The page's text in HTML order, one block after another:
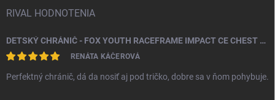
RIVAL HODNOTENIA
DETSKÝ CHRÁNIČ - FOX YOUTH RACEFRAME IMPACT CE CHEST GUARD
RENÁTA KÁČEROVÁ
Perfektný chránič, dá da nosiť aj pod tričko, dobre sa v ňom pohybuje.